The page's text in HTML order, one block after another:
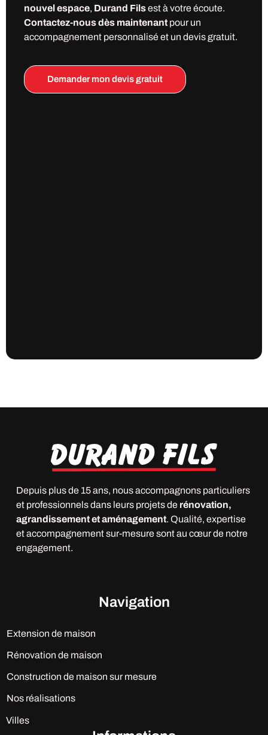
nouvel espace, Durand Filsest à votre écoute.
Contactez-nous dès maintenant pour un
accompagnement personnalisé et un devis gratuit.
Demander mon devis gratuit
Depuis plus de 15 ans, nous accompagnons particuliers
et professionnels dans leurs projets de rénovation,
agrandissement et aménagement. Qualité, expertise
et accompagnement sur-mesure sont au cœur de notre
engagement.
Navigation
Extension de maison
Rénovation de maison
Construction de maison sur mesure
Nos réalisations
Villes